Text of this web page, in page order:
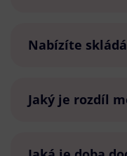
Nabízíte
Jaký je rozdíl